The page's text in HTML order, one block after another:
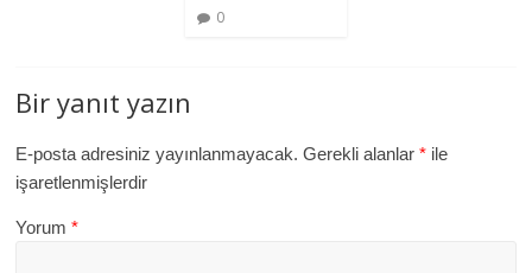
0
Bir yanıt yazın
E-posta adresiniz yayınlanmayacak. Gerekli alanlar* ile
işaretlenmişlerdir
Yorum*